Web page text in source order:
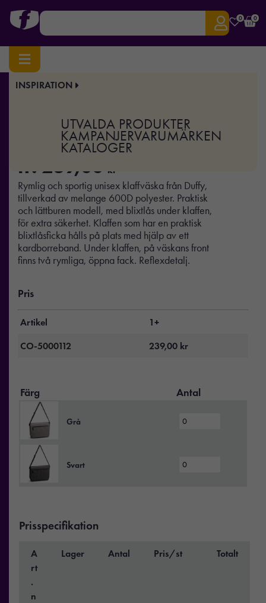
0 0
INSPIRATION
UTVALDA PRODUKTER
KAMPANJERVARUMÄRKEN
KATALOGER
Hem/Väskor & Researtiklar
Duffy, flapbag
fr. 239,00 kr
Rymlig och sportig unisex klaffväska från Duffy,
tillverkad av melange 600D polyester. Praktisk
och lättburen modell, med blixtlås under klaffen,
för extra säkerhet. Klaffen som har en praktisk
blixtlåsficka hålls på plats med hjälp av ett
kardborreband. Under klaffen, på väskans front
finns två rymliga, öppna fack. Reflexdetalj.
Pris
Artikel
1+
CO-5000112
239,00 kr
Färg Antal
Grå
Svart
Prisspecifikation
A
rt
.
n
Lager Antal Pris/st Totalt